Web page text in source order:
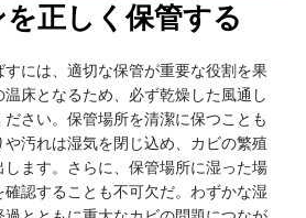
正しく保管する
には、適切な保管が重要な役割を果
床となるため、必ず乾燥した風通し
さい。保管場所を清潔に保つことも
や汚れは湿気を閉じ込め、カビの繁殖
ます。さらに、保管場所に湿った場
認することも不可欠だ。わずかな湿